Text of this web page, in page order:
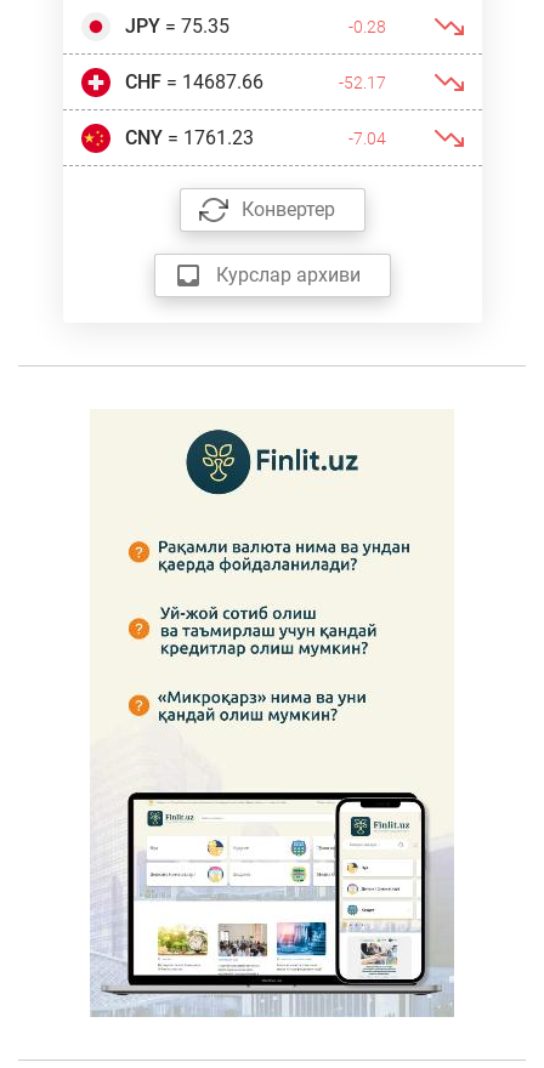
JPY= 75.35 -0.28
CHF= 14687.66 -52.17
CNY= 1761.23 -7.04
Конвертер
Курслар архиви